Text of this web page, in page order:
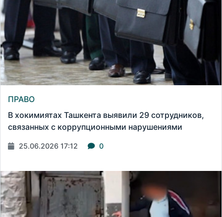
ПРАВО
В хокимиятах Ташкента выявили 29 сотрудников,
связанных с коррупционными нарушениями
25.06.2026 17:12 0